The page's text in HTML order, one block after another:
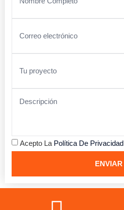
Acepto La Política De Privacidad
ENVIAR